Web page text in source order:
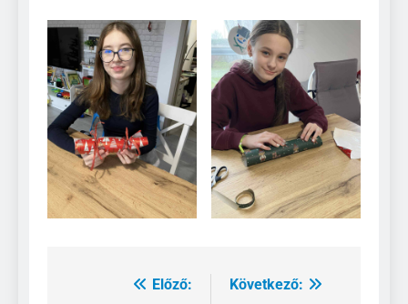
BejegyzésElőző:
Következő: